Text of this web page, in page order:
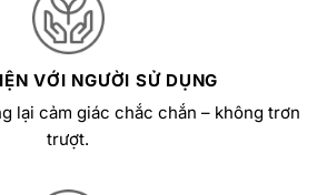
VỚI NGƯỜI SỬ DỤNG
lại cảm giác chắc chắn – không trơn
trượt.